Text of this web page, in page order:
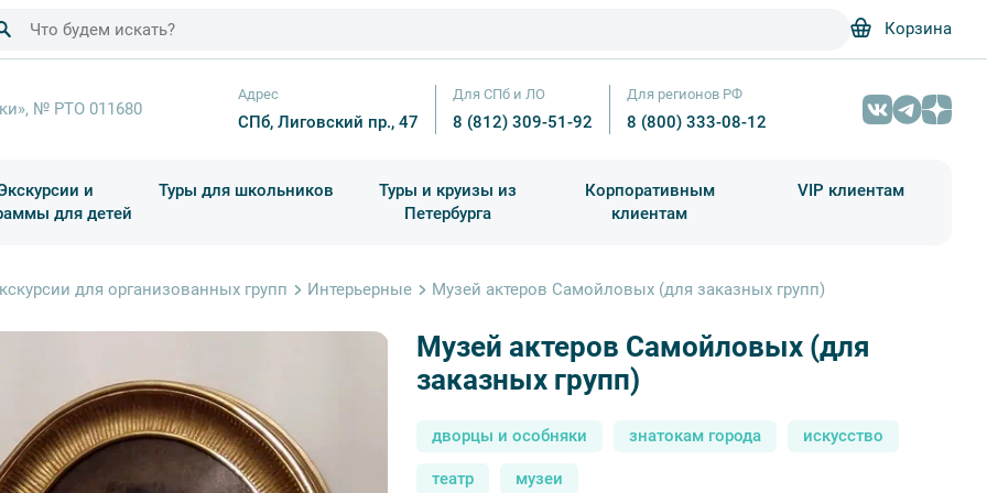
Корзина
№ РТО 011680
Адрес
СПб, Лиговский пр., 47
Для СПб и ЛО
8 (812) 309-51-92
Для регионов РФ
8 (800) 333-08-12
и
для детей
Туры для школьников
Туры и круизы из
Петербурга
Корпоративным
клиентам
VIP клиентам
для организованных групп Интерьерные Музей актеров Самойловых (для заказных групп)
Музей актеров Самойловых (для
заказных групп)
дворцы и особняки знатокам города искусство
театр музеи